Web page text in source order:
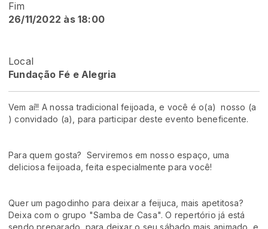
Fim
26/11/2022 às 18:00
Local
Fundação Fé e Alegria
Vem aí!! A nossa tradicional feijoada, e você é o(a) nosso (a
) convidado (a), para participar deste evento beneficente.
Para quem gosta? Serviremos em nosso espaço, uma
deliciosa feijoada, feita especialmente para você!
Quer um pagodinho para deixar a feijuca, mais apetitosa?
Deixa com o grupo "Samba de Casa". O repertório já está